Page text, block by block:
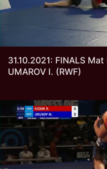
31.10.2021: FINALS
UMAROV I. (RWF)